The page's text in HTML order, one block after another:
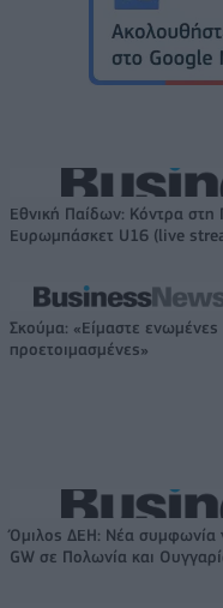
Εθνική Παίδων: Κόντρα στη
Ευρωμπάσκετ U16 (live
Σκούμα: «Είμαστε ενωμένες
προετοιμασμένες»
Όμιλος ΔΕΗ: Νέα συμφωνία
GW σε Πολωνία και